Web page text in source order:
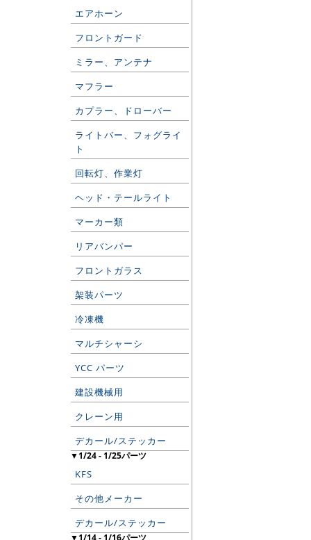
エアホーン
フロントガード
ミラー、アンテナ
マフラー
カプラー、ドローバー
ライトバー、フォグライ
ト
回転灯、作業灯
ヘッド・テールライト
マーカー類
リアバンパー
フロントガラス
架装パーツ
冷凍機
マルチシャーシ
YCC パーツ
建設機械用
クレーン用
デカール/ステッカー
▼1/24 - 1/25パーツ
KFS
その他メーカー
デカール/ステッカー
▼1/14 - 1/16パーツ